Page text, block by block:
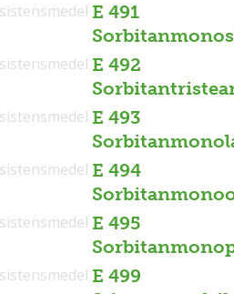
E 491
E 492
E 493
E 494
E 495
E 499